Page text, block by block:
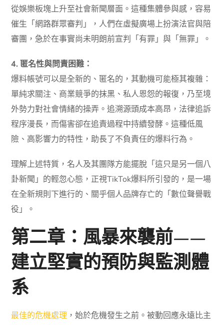
從娛樂板塊上升至社會新聞層面。這種集體參與感，容易
催生「網路群眾審判」，人們在虛擬廣場上扮演法官與陪
審團，急於在事實尚未明朗前宣判「有罪」與「無罪」。
4. 匿名性與問責困難：
爆料帳號可以是全新的、匿名的，其動機可能極其複雜：
單純求關注、商業競爭的抹黑、私人恩怨的報復，乃至境
外勢力對社會情緒的操弄。追溯源頭成本高昂，法律追訴
程序漫長，而傷害卻在追責過程中持續發酵。這種低風
險、高影響力的特性，助長了不負責任的爆料行為。
理解上述特質，名人及其團隊方能擺脫「這只是另一個八
卦新聞」的輕忽心態，正視TikTok爆料所引發的，是一場
在全新規則下進行的、關乎個人品牌存亡的「數位聲譽戰
役」。
第二章：風暴來襲前——
建立堅實的預防與監測體
系
最佳的危機處理 ，始於危機發生之前。被動回應永遠比主